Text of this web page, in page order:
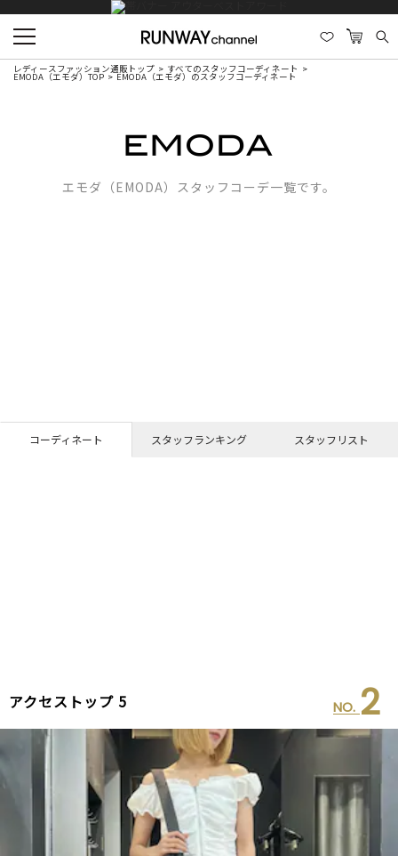
レディースファッション通販トップ すべてのスタッフコーディネート
EMODA（エモダ）TOP EMODA（エモダ）のスタッフコーディネート
エモダ（EMODA）スタッフコーデ一覧です。
コーディネート スタッフランキング スタッフリスト
アクセストップ 5 NO. 2